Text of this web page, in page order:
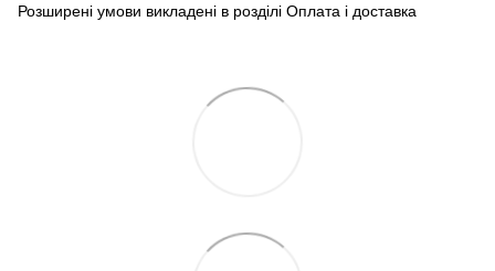
Розширені умови викладені в розділі Оплата і доставка